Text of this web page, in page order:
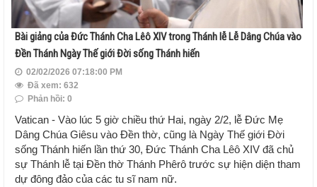
Bài giảng của Đức Thánh Cha Lêô XIV trong Thánh lễ Lễ Dâng Chúa vào
Đền Thánh Ngày Thế giới Đời sống Thánh hiến
02/02/2026 07:18:00 PM
Đã xem: 632
Phản hồi: 0
Vatican - Vào lúc 5 giờ chiều thứ Hai, ngày 2/2, lễ Đức Mẹ
Dâng Chúa Giêsu vào Đền thờ, cũng là Ngày Thế giới Đời
sống Thánh hiến lần thứ 30, Đức Thánh Cha Lêô XIV đã chủ
sự Thánh lễ tại Đền thờ Thánh Phêrô trước sự hiện diện tham
dự đông đảo của các tu sĩ nam nữ.